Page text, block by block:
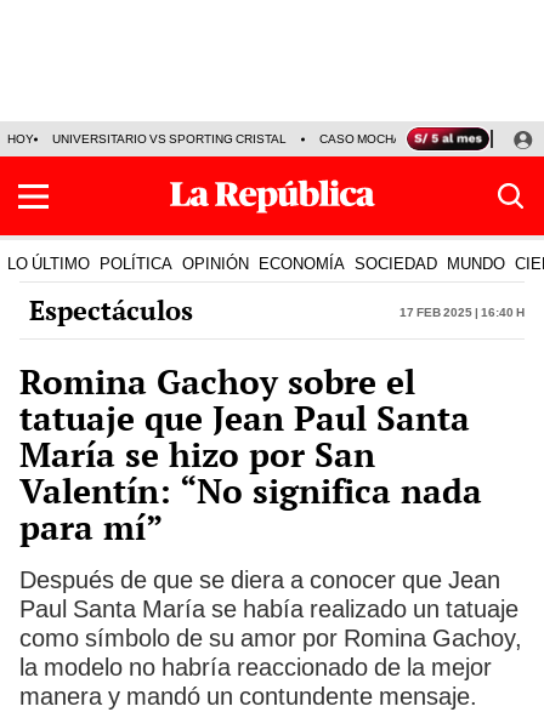
HOY UNIVERSITARIO VS SPORTING CRISTAL CASO MOCHASUELDOS
LO ÚLTIMO POLÍTICA OPINIÓN ECONOMÍA SOCIEDAD MUNDO
Espectáculos 17 Feb 2025 | 16:40 h
Romina Gachoy sobre el
tatuaje que Jean Paul Santa
María se hizo por San
Valentín: “No significa nada
para mí”
Después de que se diera a conocer que Jean
Paul Santa María se había realizado un tatuaje
como símbolo de su amor por Romina Gachoy,
la modelo no habría reaccionado de la mejor
manera y mandó un contundente mensaje.